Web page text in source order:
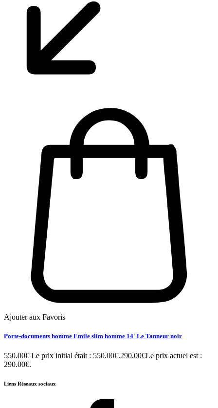
Ajouter aux Favoris
Porte-documents homme Emile slim homme 14′ Le Tanneur noir
550.00€ Le prix initial était : 550.00€.290.00€Le prix actuel est :
290.00€.
Liens Réseaux sociaux